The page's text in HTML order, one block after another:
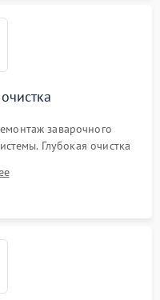
заварочного
Глубокая очистка
жмыха и накипи.
с использованием